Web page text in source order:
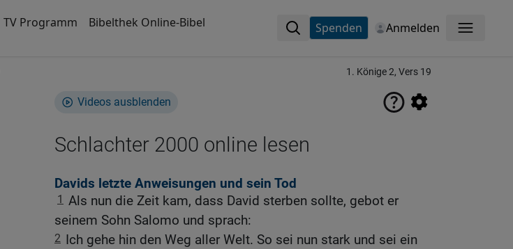
TV Programm Bibelthek Online-Bibel Spenden Anmelden Menü
1. Könige 2, Vers 19
Videos ausblenden
Schlachter 2000 online lesen
Davids letzte Anweisungen und sein Tod
1 Als nun die Zeit kam, dass David sterben sollte, gebot er
seinem Sohn Salomo und sprach:
2 Ich gehe hin den Weg aller Welt. So sei nun stark und sei ein